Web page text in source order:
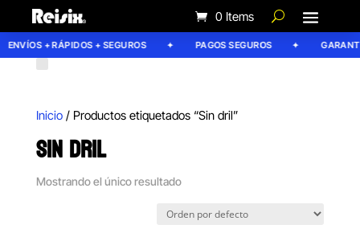
0 Items
ENVÍOS + RÁPIDOS + SEGUROS PAGOS SEGUROS
Inicio/ Productos etiquetados “Sin dril”
SIN DRIL
Mostrando el único resultado